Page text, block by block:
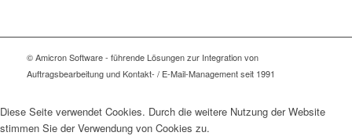
© Amicron Software - führende Lösungen zur Integration von
Auftragsbearbeitung und Kontakt- / E-Mail-Management seit 1991
Diese Seite verwendet Cookies. Durch die weitere Nutzung der Website
stimmen Sie der Verwendung von Cookies zu.